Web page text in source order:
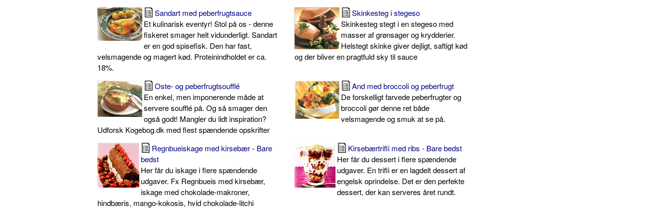
Sandart med peberfrugtsauce
Et kulinarisk eventyr! Stol på os - denne
fiskeret smager helt vidunderligt. Sandart
er en god spisefisk. Den har fast,
velsmagende og magert kød. Proteinindholdet er ca.
18%.
Skinkesteg i stegeso
Skinkesteg stegt i en stegeso med
masser af grønsager og krydderier.
Helstegt skinke giver dejligt, saftigt kød
og der bliver en pragtfuld sky til sauce
Oste- og peberfrugtsoufflé
En enkel, men imponerende måde at
servere soufflé på. Og så smager den
også godt! Mangler du lidt inspiration?
Udforsk Kogebog.dk med flest spændende opskrifter
And med broccoli og peberfrugt
De forskelligt farvede peberfrugter og
broccoli gør denne ret både
velsmagende og smuk at se på.
Regnbueiskage med kirsebær - Bare
bedst
Her får du iskage i flere spændende
udgaver. Fx Regnbueis med kirsebær,
iskage med chokolade-makroner,
hindbæris, mango-kokosis, hvid chokolade-litchi
Kirsebærtrifli med ribs - Bare bedst
Her får du dessert i flere spændende
udgaver. En trifli er en lagdelt dessert af
engelsk oprindelse. Det er den perfekte
dessert, der kan serveres året rundt.